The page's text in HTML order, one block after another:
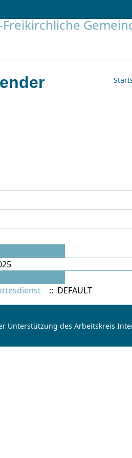
:: DEFAULT
Unterstützung des Arbeitskreis